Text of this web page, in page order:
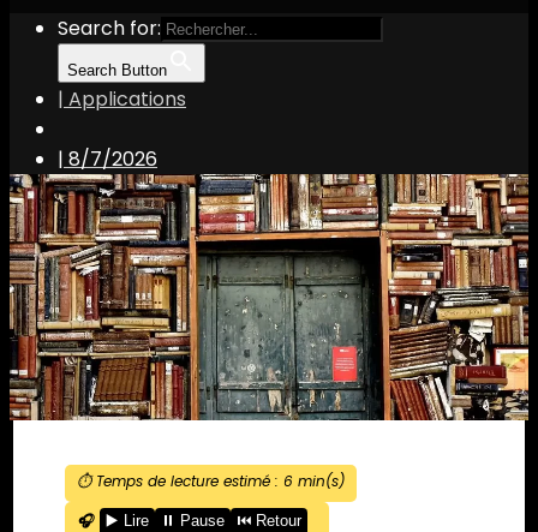
Search for:
Search Button
| Applications
| 8/7/2026
⏱️ Temps de lecture estimé : 6 min(s)
🎧
▶️ Lire ⏸️ Pause ⏮️ Retour